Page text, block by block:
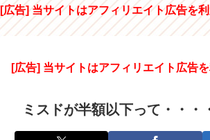
[広告] 当サイトはアフィリエイト広告を
[広告] 当サイトはアフィリエイト広告を
ミスドが半額以下って・・・